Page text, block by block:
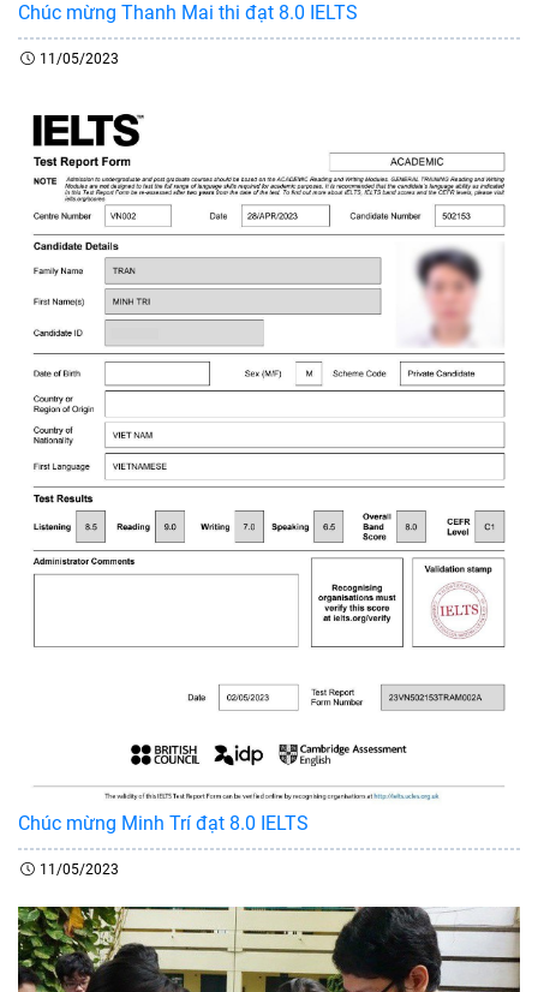
Chúc mừng Thanh Mai thi đạt 8.0 IELTS
11/05/2023
Chúc mừng Minh Trí đạt 8.0 IELTS
11/05/2023